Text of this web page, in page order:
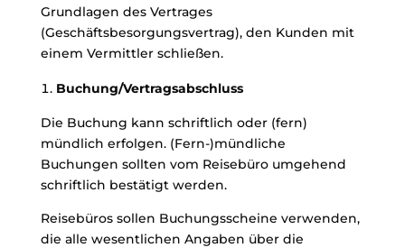
Grundlagen des Vertrages
(Geschäftsbesorgungsvertrag), den Kunden mit
einem Vermittler schließen.
Buchung/Vertragsabschluss
Die Buchung kann schriftlich oder (fern)
mündlich erfolgen. (Fern-)mündliche
Buchungen sollten vom Reisebüro umgehend
schriftlich bestätigt werden.
Reisebüros sollen Buchungsscheine verwenden,
die alle wesentlichen Angaben über die